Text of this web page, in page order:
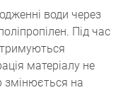
води через
Під час
матеріалу не
змінюється на